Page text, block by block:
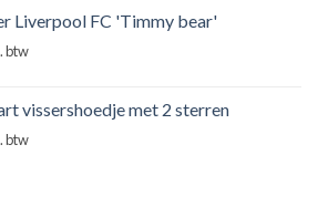
Liverpool FC 'Timmy bear'
btw
vissershoedje met 2 sterren
btw